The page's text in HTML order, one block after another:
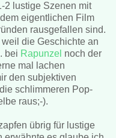
2 lustige Szenen mit
eigentlichen Film
rausgefallen sind.
die Geschichte an
bei Rapunzel noch der
mal lachen
den subjektiven
schlimmeren Pop-
raus;-).
übrig für lustige